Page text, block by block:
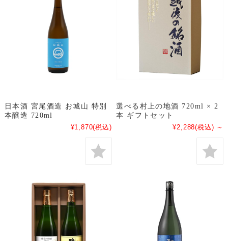
日本酒 宮尾酒造 お城山 特別
本醸造 720ml
¥1,870(税込)
選べる村上の地酒 720ml × 2
本 ギフトセット
¥2,288(税込) ～